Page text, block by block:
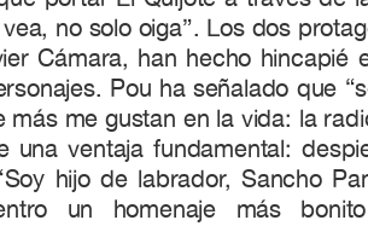
no solo oiga”. Los dos
Cámara, han hecho hincapié
Pou ha señalado que
más me gustan en la vida: la
una ventaja fundamental:
hijo de labrador, Sancho
un homenaje más